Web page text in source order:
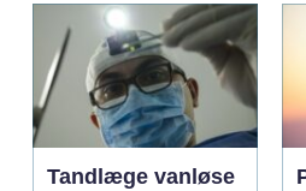
Tandlæge vanløse